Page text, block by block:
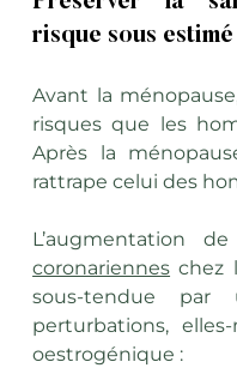
risque sous
Avant la
risques que les
Après la
rattrape celui des
L’augmentation
coronariennes chez
sous-tendue
perturbations,
oestrogénique :